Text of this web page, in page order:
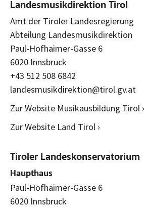
Landesmusikdirektion Tirol
Amt der Tiroler Landesregierung
Abteilung Landesmusikdirektion
Paul-Hofhaimer-Gasse 6
6020 Innsbruck
+43 512 508 6842
landesmusikdirektion@tirol.gv.at
Zur Website Musikausbildung Tirol ›
Zur Website Land Tirol ›
Tiroler Landeskonservatorium
Haupthaus
Paul-Hofhaimer-Gasse 6
6020 Innsbruck